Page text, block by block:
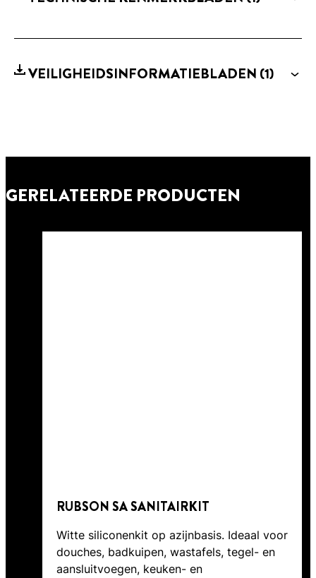
VEILIGHEIDSINFORMATIEBLADEN (1)
GERELATEERDE PRODUCTEN
RUBSON SA SANITAIRKIT
Witte siliconenkit op azijnbasis. Ideaal voor
douches, badkuipen, wastafels, tegel- en
aansluitvoegen, keuken- en